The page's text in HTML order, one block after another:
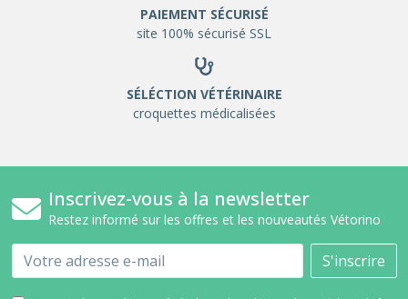
PAIEMENT SÉCURISÉ
site 100% sécurisé SSL
SÉLÉCTION VÉTÉRINAIRE
croquettes médicalisées
Inscrivez-vous à la newsletter
Restez informé sur les offres et les nouveautés Vétorino
Email S'inscrire